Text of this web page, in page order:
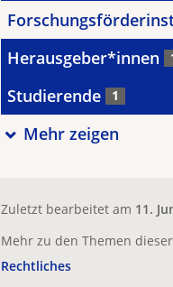
Herausgeber*innen
Studierende 1
Mehr zeigen
Zuletzt bearbeitet am 11.
Mehr zu den Themen
Rechtliches